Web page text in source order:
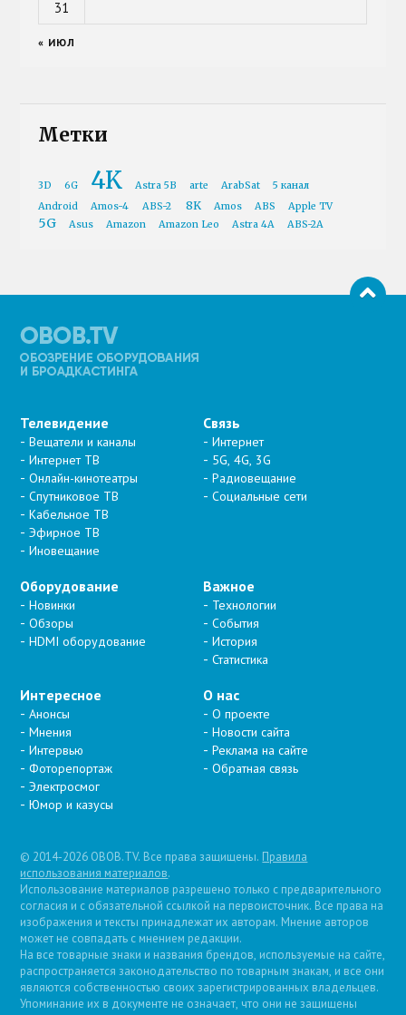
31
« ИЮЛ
Метки
3D 6G 4K Astra 5B arte ArabSat
5 канал
Android
Amos-4 ABS-2 8K Amos ABS Apple TV
5G Asus Amazon Amazon Leo Astra 4A ABS-2A
Телевидение
Вещатели и каналы
Интернет ТВ
Онлайн-кинотеатры
Спутниковое ТВ
Кабельное ТВ
Эфирное ТВ
Иновещание
Связь
Интернет
5G, 4G, 3G
Радиовещание
Социальные сети
Оборудование
Новинки
Обзоры
HDMI оборудование
Важное
Технологии
События
История
Статистика
Интересное
Анонсы
Мнения
Интервью
Фоторепортаж
Электросмог
Юмор и казусы
О нас
О проекте
Новости сайта
Реклама на сайте
Обратная связь
© 2014-2026 OBOB.TV. Все права защищены. Правила
использования материалов.
Использование материалов разрешено только с предварительного
согласия и с обязательной ссылкой на первоисточник. Все права на
изображения и тексты принадлежат их авторам. Мнение авторов
может не совпадать с мнением редакции.
На все товарные знаки и названия брендов, используемые на сайте,
распространяется законодательство по товарным знакам, и все они
являются собственностью своих зарегистрированных владельцев.
Упоминание их в документе не означает, что они не защищены